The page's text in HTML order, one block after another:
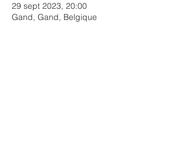
29 sept 2023, 20:00
Gand, Gand, Belgique